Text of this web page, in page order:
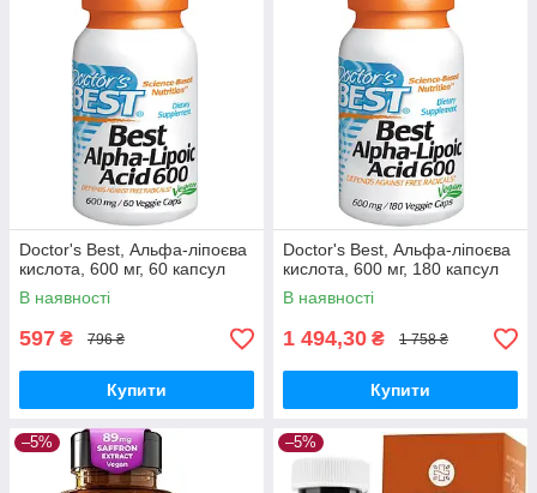
Doctor's Best, Альфа-ліпоєва
кислота, 600 мг, 60 капсул
В наявності
597 ₴ 796 ₴
Купити
Doctor's Best, Альфа-ліпоєва
кислота, 600 мг, 180 капсул
В наявності
1 494,30 ₴ 1 758 ₴
Купити
–5% –5%